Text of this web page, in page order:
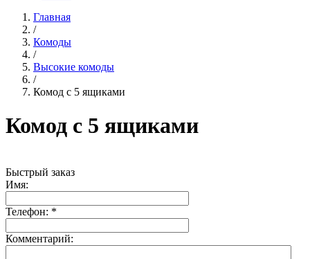
Главная
/
Комоды
/
Высокие комоды
/
Комод с 5 ящиками
Комод с 5 ящиками
Быстрый заказ
Имя:
Телефон: *
Комментарий: